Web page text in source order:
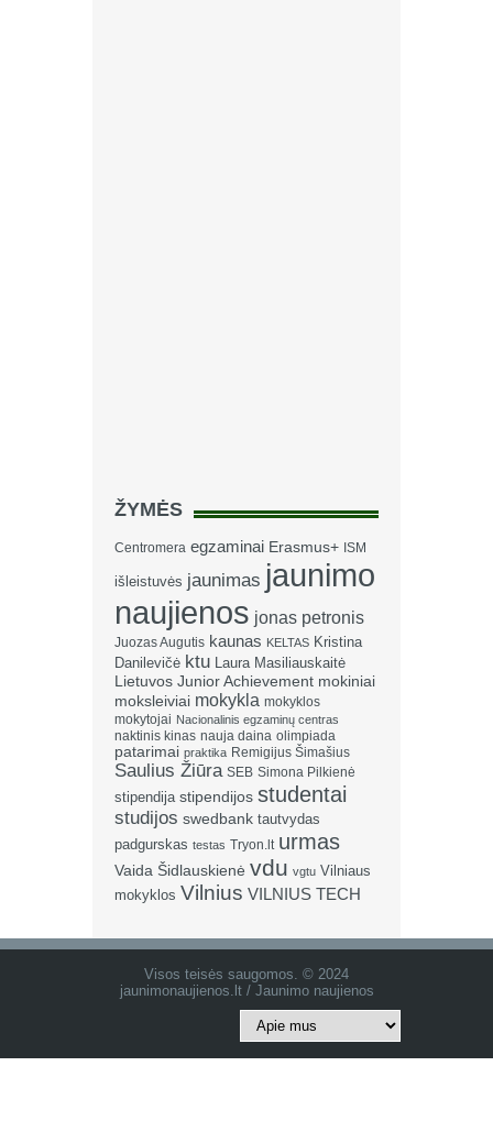
ŽYMĖS
Centromera egzaminai Erasmus+ ISM
išleistuvės jaunimas jaunimo
naujienos jonas petronis
Juozas Augutis kaunas KELTAS Kristina
Danilevičė ktu Laura Masiliauskaitė
Lietuvos Junior Achievement mokiniai
moksleiviai mokykla mokyklos
mokytojai Nacionalinis egzaminų centras
naktinis kinas nauja daina olimpiada
patarimai praktika Remigijus Šimašius
Saulius Žiūra SEB Simona Pilkienė
stipendija stipendijos studentai
studijos swedbank tautvydas
padgurskas testas Tryon.lt urmas
Vaida Šidlauskienė vdu vgtu Vilniaus
mokyklos Vilnius VILNIUS TECH
Visos teisės saugomos. © 2024
jaunimonaujienos.lt / Jaunimo naujienos